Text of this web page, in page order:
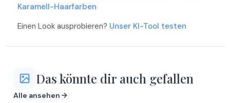
Mehr
Mehr
Karamell-Haarfarben
Einen Look ausprobieren? Unser KI-Tool testen
Das könnte dir auch gefallen
Alle ansehen